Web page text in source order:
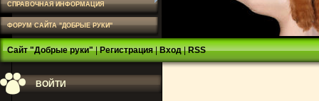
СПРАВОЧНАЯ ИНФОРМАЦИЯ
ФОРУМ САЙТА "ДОБРЫЕ РУКИ"
Сайт "Добрые руки"|Регистрация|Вход|RSS
ВОЙТИ